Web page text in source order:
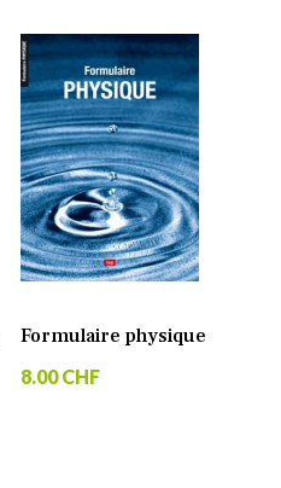
Formulaire physique
8.00 CHF